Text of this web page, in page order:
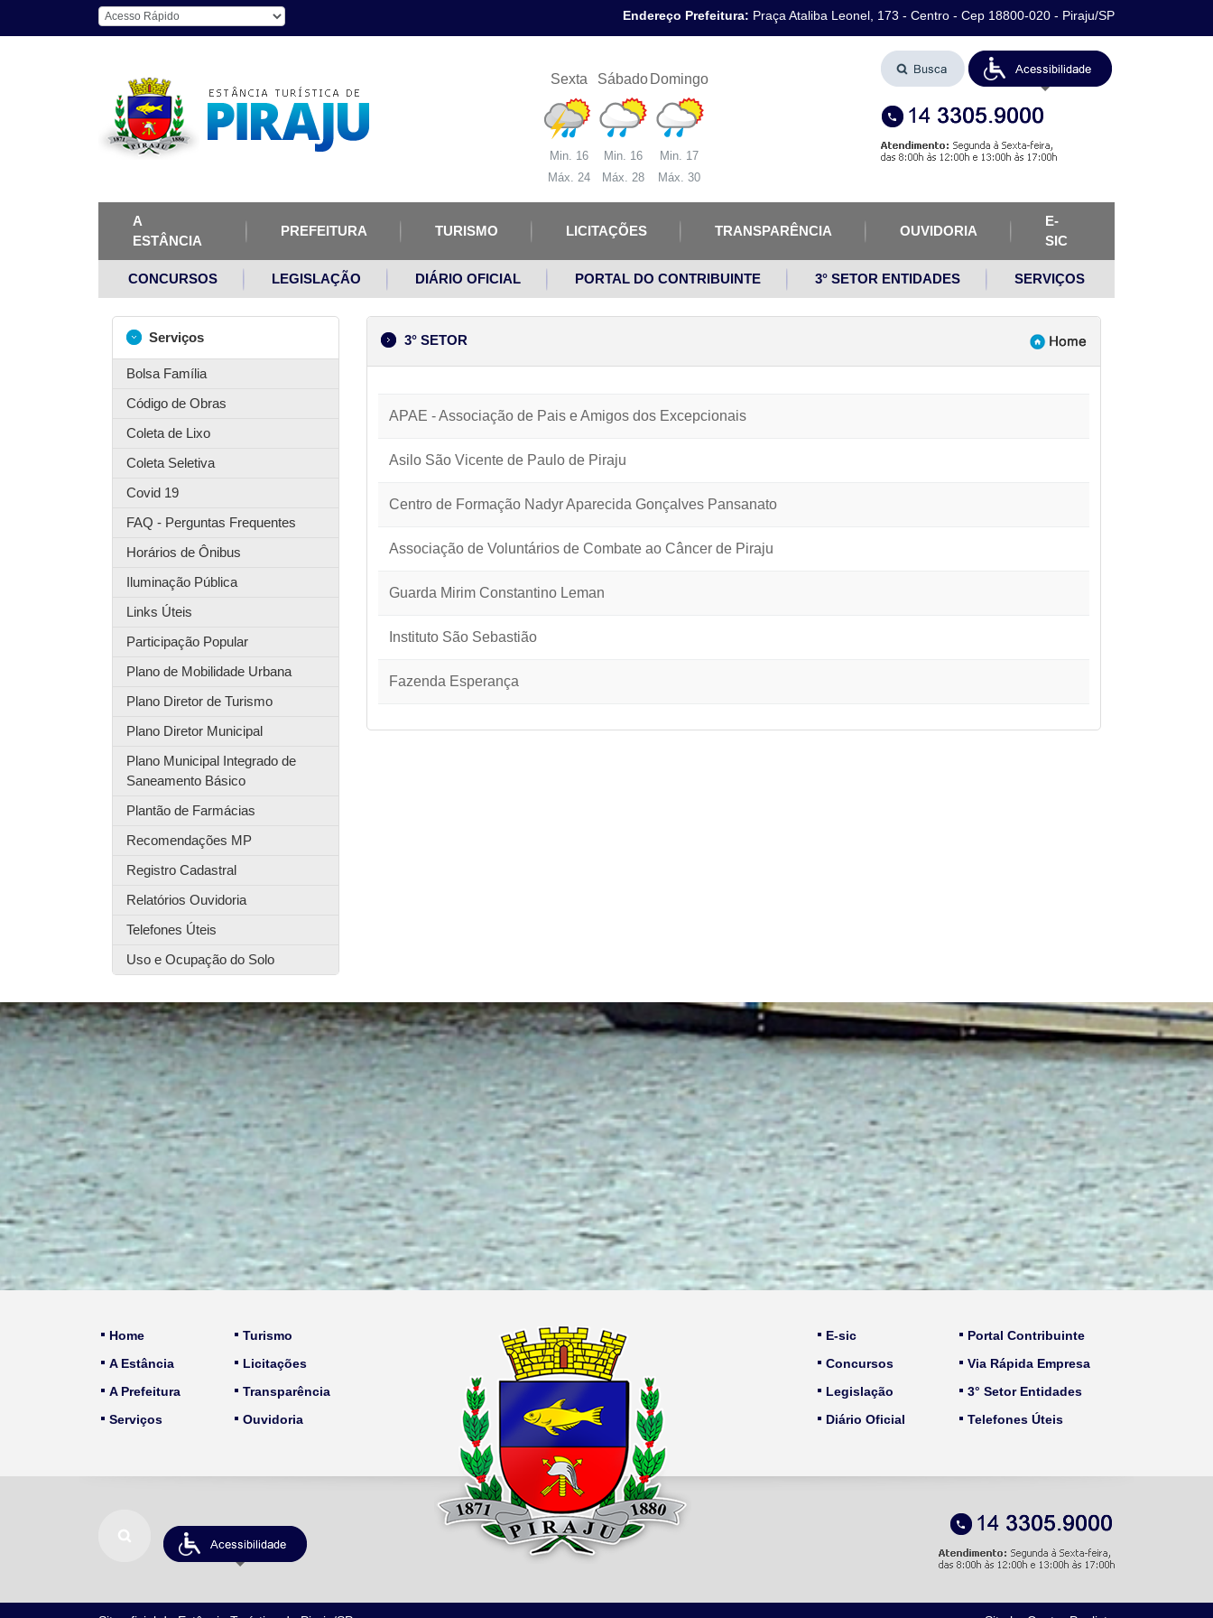
Endereço Prefeitura: Praça Ataliba Leonel, 173 - Centro - Cep 18800-020 - Piraju/SP
Sexta
Min. 16
Máx. 24
Sábado
Min. 16
Máx. 28
Domingo
Min. 17
Máx. 30
A
ESTÂNCIA
PREFEITURA TURISMO LICITAÇÕES TRANSPARÊNCIA OUVIDORIA
E-
SIC
CONCURSOS LEGISLAÇÃO DIÁRIO OFICIAL PORTAL DO CONTRIBUINTE 3° SETOR ENTIDADES SERVIÇOS
Serviços
Bolsa Família
Código de Obras
Coleta de Lixo
Coleta Seletiva
Covid 19
FAQ - Perguntas Frequentes
Horários de Ônibus
Iluminação Pública
Links Úteis
Participação Popular
Plano de Mobilidade Urbana
Plano Diretor de Turismo
Plano Diretor Municipal
Plano Municipal Integrado de
Saneamento Básico
Plantão de Farmácias
Recomendações MP
Registro Cadastral
Relatórios Ouvidoria
Telefones Úteis
Uso e Ocupação do Solo
3° SETOR
APAE - Associação de Pais e Amigos dos Excepcionais
Asilo São Vicente de Paulo de Piraju
Centro de Formação Nadyr Aparecida Gonçalves Pansanato
Associação de Voluntários de Combate ao Câncer de Piraju
Guarda Mirim Constantino Leman
Instituto São Sebastião
Fazenda Esperança
Home
A Estância
A Prefeitura
Serviços
Turismo
Licitações
Transparência
Ouvidoria
E-sic
Concursos
Legislação
Diário Oficial
Portal Contribuinte
Via Rápida Empresa
3° Setor Entidades
Telefones Úteis